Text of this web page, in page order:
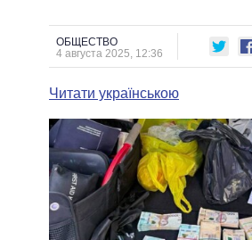
ГЛАВЫ
МЭРЫ
ВСЕ ПЕРСОНЫ
СРАВНЕНИЕ
ОБЩЕСТВО
4 августа 2025, 12:36
Читати українською